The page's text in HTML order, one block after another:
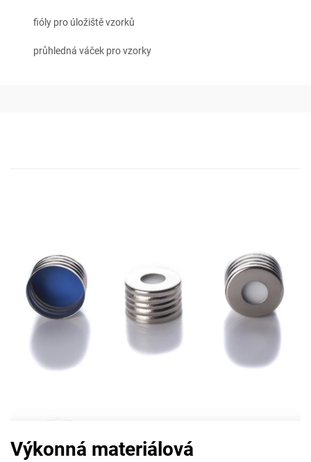
fióly pro úložiště vzorků
průhledná váček pro vzorky
Výkonná materiálová